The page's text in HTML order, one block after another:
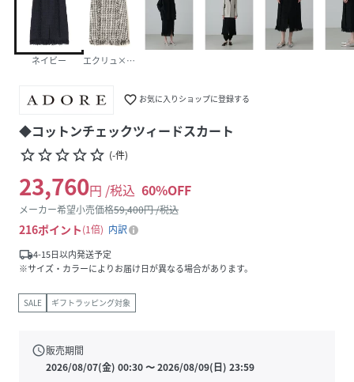
ネイビー エクリュ×ブラック1
favorite_border お気に入りショップに登録する
◆コットンチェックツィードスカート
star_borderstar_borderstar_borderstar_borderstar_border (-件)
23,760円 /税込 60%OFF
メーカー希望小売価格59,400円 /税込
216ポイント 1倍
内訳
local_shipping4-15日以内発送予定
※サイズ・カラーによりお届け日が異なる場合があります。
SALE ギフトラッピング対象
schedule販売期間
2026/08/07(金) 00:30〜2026/08/09(日) 23:59